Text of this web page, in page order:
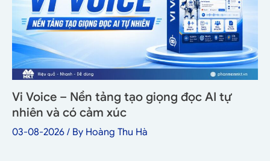
Vi Voice – Nền tảng tạo giọng đọc AI tự
nhiên và có cảm xúc
03-08-2026 / By Hoàng Thu Hà